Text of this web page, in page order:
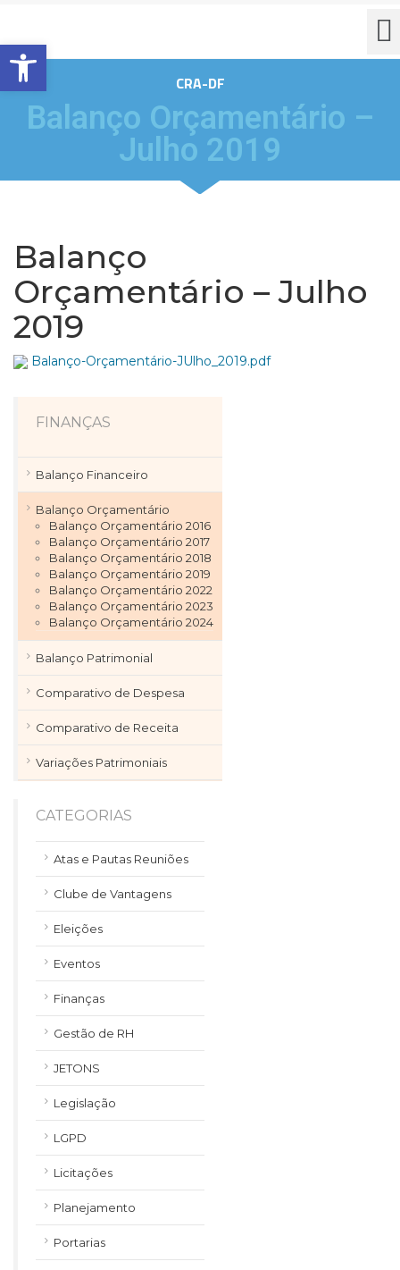
Barra de Ferramentas Aberta
CRA-DF
Balanço Orçamentário –
Julho 2019
Balanço
Orçamentário – Julho
2019
Balanço-Orçamentário-JUlho_2019.pdf
FINANÇAS
Balanço Financeiro
Balanço Orçamentário
Balanço Orçamentário 2016
Balanço Orçamentário 2017
Balanço Orçamentário 2018
Balanço Orçamentário 2019
Balanço Orçamentário 2022
Balanço Orçamentário 2023
Balanço Orçamentário 2024
Balanço Patrimonial
Comparativo de Despesa
Comparativo de Receita
Variações Patrimoniais
CATEGORIAS
Atas e Pautas Reuniões
Clube de Vantagens
Eleições
Eventos
Finanças
Gestão de RH
JETONS
Legislação
LGPD
Licitações
Planejamento
Portarias